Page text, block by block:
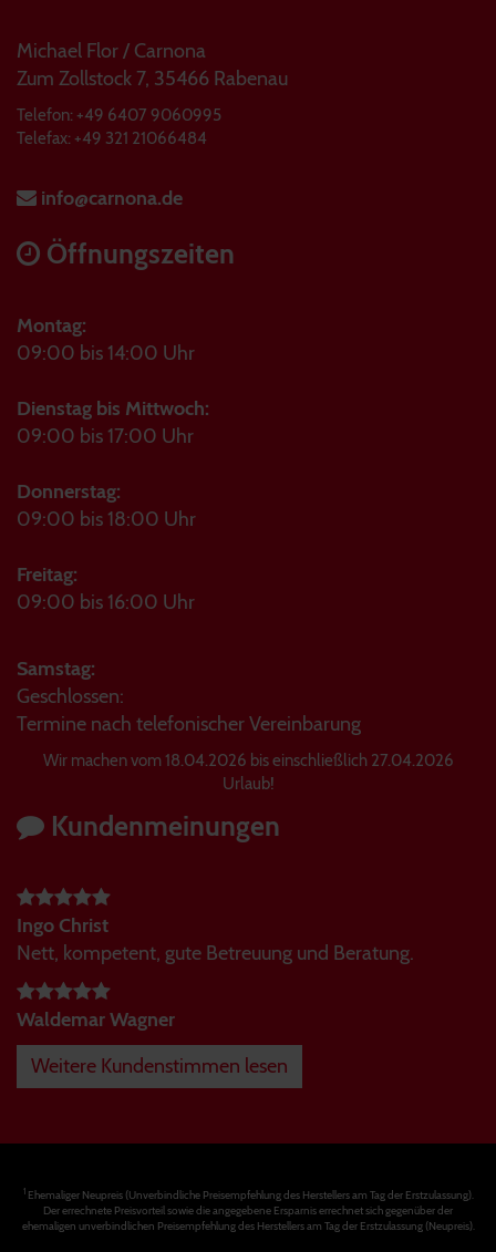
Michael Flor / Carnona
Zum Zollstock 7, 35466 Rabenau
Telefon: +49 6407 9060995
Telefax: +49 321 21066484
info@carnona.de
Öffnungszeiten
Montag:
09:00 bis 14:00 Uhr
Dienstag bis Mittwoch:
09:00 bis 17:00 Uhr
Donnerstag:
09:00 bis 18:00 Uhr
Freitag:
09:00 bis 16:00 Uhr
Samstag:
Geschlossen:
Termine nach telefonischer Vereinbarung
Wir machen vom 18.04.2026 bis einschließlich 27.04.2026
Urlaub!
Kundenmeinungen
Ingo Christ
Nett, kompetent, gute Betreuung und Beratung.
Waldemar Wagner
Weitere Kundenstimmen lesen
1Ehemaliger Neupreis (Unverbindliche Preisempfehlung des Herstellers am Tag der Erstzulassung).
Der errechnete Preisvorteil sowie die angegebene Ersparnis errechnet sich gegenüber der
ehemaligen unverbindlichen Preisempfehlung des Herstellers am Tag der Erstzulassung (Neupreis).